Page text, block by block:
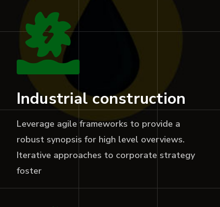
Industrial construction
Leverage agile frameworks to provide a
robust synopsis for high level overviews.
Iterative approaches to corporate strategy
foster